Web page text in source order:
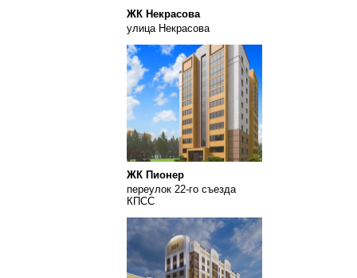
ЖК Некрасова
улица Некрасова
ЖК Пионер
переулок 22-го съезда
КПСС